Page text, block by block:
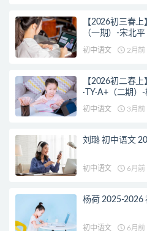
【2026初三春
（一期）-宋北平
初中语文 2月前
【2026初二春
·TY·A+（二期）
初中语文 3月前
刘璐 初中语文
初中语文 6月前
杨荷 2025-2026
初中语文 6月前